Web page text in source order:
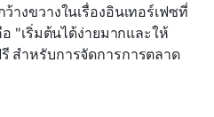
างขวางในเรื่องอินเทอร์เฟซที่
"เริ่มต้นได้ง่ายมากและให้
สำหรับการจัดการการตลาด